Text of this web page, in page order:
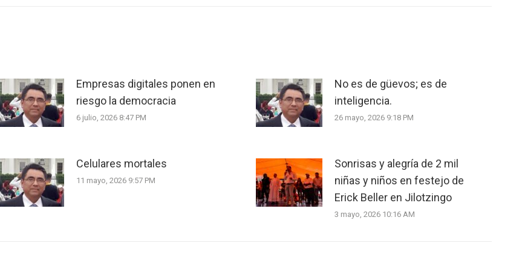
Empresas digitales ponen en
riesgo la democracia
6 julio, 2026 8:47 PM
No es de güevos; es de
inteligencia.
26 mayo, 2026 9:18 PM
Celulares mortales
11 mayo, 2026 9:57 PM
Sonrisas y alegría de 2 mil
niñas y niños en festejo de
Erick Beller en Jilotzingo
3 mayo, 2026 10:16 AM